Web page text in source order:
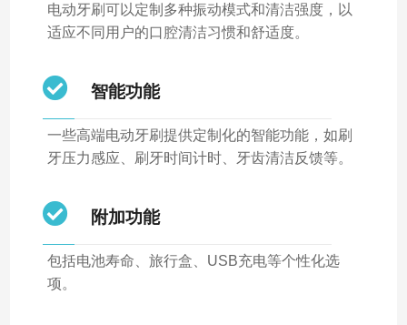
电动牙刷可以定制多种振动模式和清洁强度，以
适应不同用户的口腔清洁习惯和舒适度。
智能功能
一些高端电动牙刷提供定制化的智能功能，如刷
牙压力感应、刷牙时间计时、牙齿清洁反馈等。
附加功能
包括电池寿命、旅行盒、USB充电等个性化选
项。